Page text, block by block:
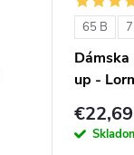
65 B
up -
€22,69